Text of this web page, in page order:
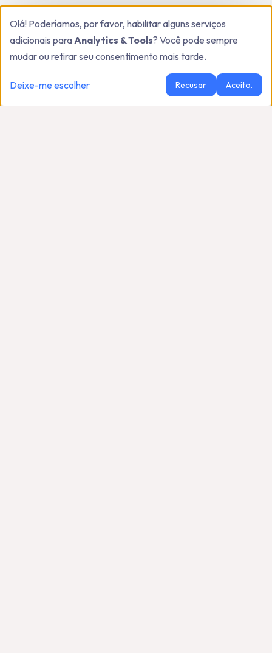
Olá! Poderíamos, por favor, habilitar alguns serviços
adicionais paraAnalytics & Tools? Você pode sempre
mudar ou retirar seu consentimento mais tarde.
Deixe-me escolher Recusar Aceito.